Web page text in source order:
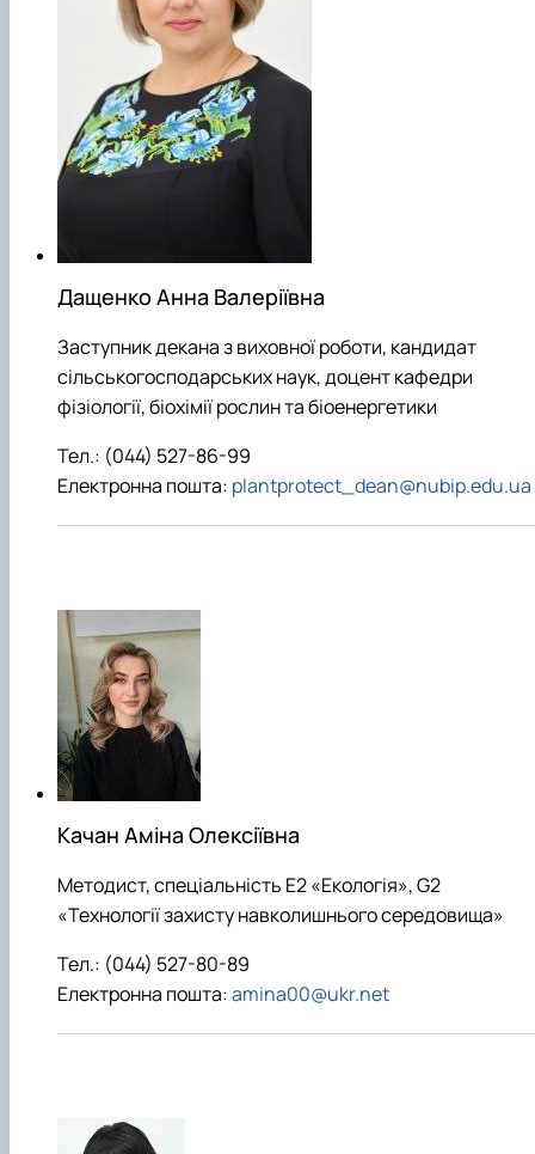
Дащенко Анна Валеріївна
Заступник декана з виховної роботи, кандидат
сільськогосподарських наук, доцент кафедри
фізіології, біохімії рослин та біоенергетики
Тел.: (044) 527-86-99
Електронна пошта: plantprotect_dean@nubip.edu.ua
Качан Аміна Олексіївна
Методист, спеціальність E2 «Екологія», G2
«Технології захисту навколишнього середовища»
Тел.: (044) 527-80-89
Електронна пошта:amina00@ukr.net